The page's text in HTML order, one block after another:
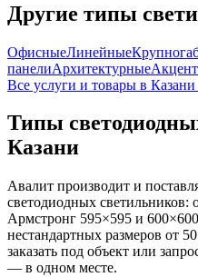
Другие типы
ОфисныеЛинейные
панелиАрхитектурные
Все услуги и товары в Казани
Типы
Казани
Авалит производит и
светодиодных светильников:
Армстронг 595×595 и
нестандартных размеров от
заказать под объект или
— в одном месте.